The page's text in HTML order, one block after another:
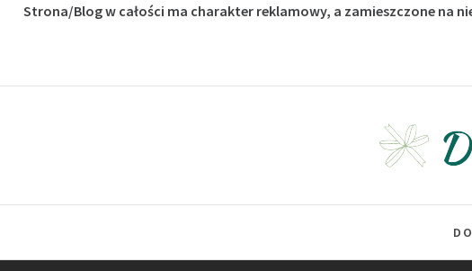
Strona/Blog w całości ma charakter reklamowy, a zamieszczone na